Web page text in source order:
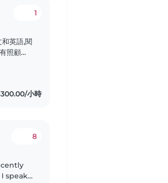
1
英語,閱
照顧身
小時
8
speak